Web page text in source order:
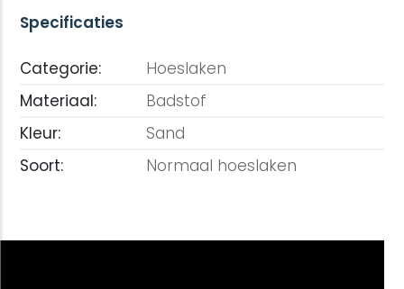
Specificaties
Categorie:
Hoeslaken
Materiaal:
Badstof
Kleur:
Sand
Soort:
Normaal hoeslaken